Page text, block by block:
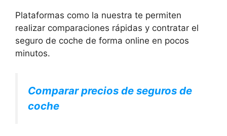
Plataformas como la nuestra te permiten
realizar comparaciones rápidas y contratar el
seguro de coche de forma online en pocos
minutos.
Comparar precios de seguros de
coche